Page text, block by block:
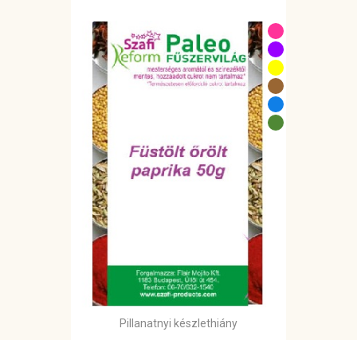
Pillanatnyi készlethiány